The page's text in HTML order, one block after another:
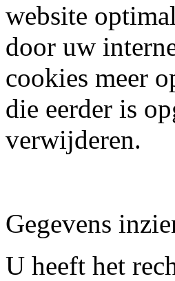
website
door uw
cookies meer
die eerder is
verwijderen.
Gegevens
U heeft het